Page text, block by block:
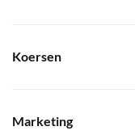
Koersen
Marketing